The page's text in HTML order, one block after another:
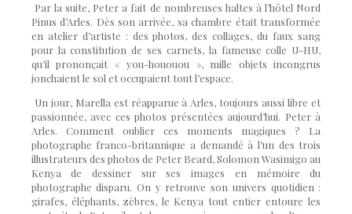
Par la suite, Peter a fait de nombreuses haltes à l’hôtel Nord
Pinus d’Arles. Dès son arrivée, sa chambre était transformée
en atelier d’artiste : des photos, des collages, du faux sang
pour la constitution de ses carnets, la fameuse colle U-HU,
qu’il prononçait « you-hououou », mille objets incongrus
jonchaient le sol et occupaient tout l’espace.
Un jour, Marella est réapparue à Arles, toujours aussi libre et
passionnée, avec ces photos présentées aujourd’hui. Peterà
Arles. Comment oublier ces moments magiques ? La
photographe franco-britannique a demandé à l’un des trois
illustrateurs des photos de Peter Beard, Solomon Wasimigo au
Kenya de dessiner sur ses images en mémoire du
photographe disparu. On y retrouve son univers quotidien :
girafes, éléphants, zèbres, le Kenya tout entier entoure les